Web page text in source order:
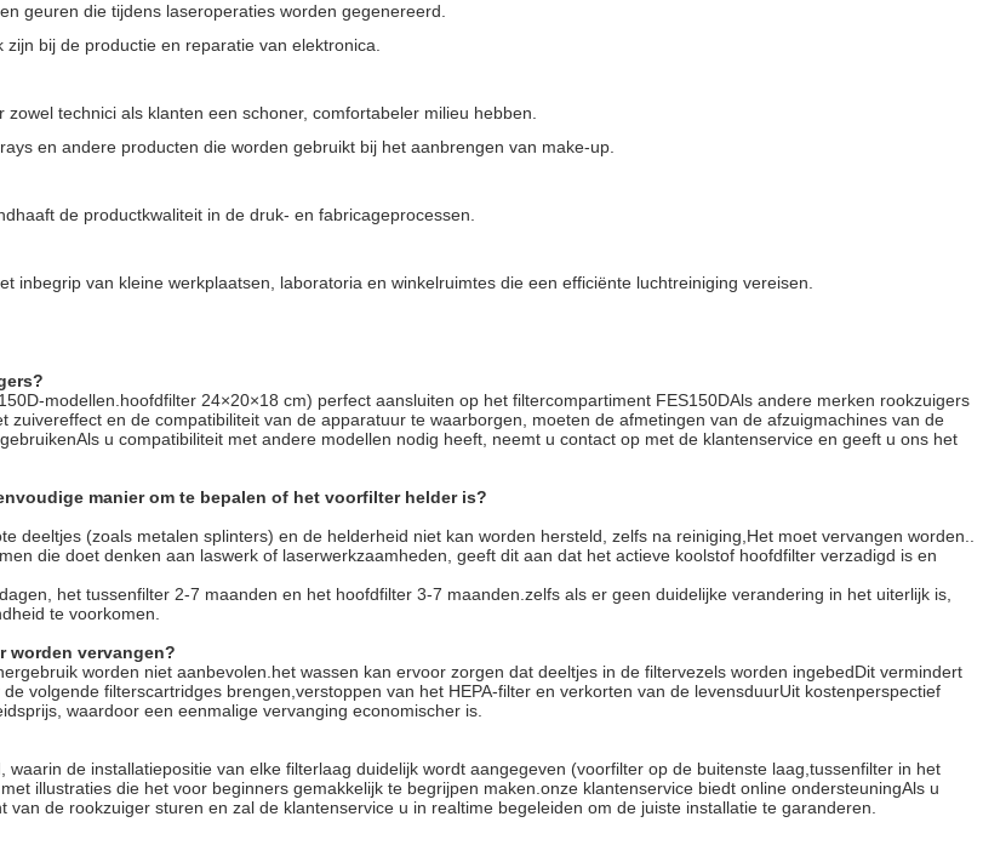
geuren die tijdens laseroperaties worden gegenereerd.
bij de productie en reparatie van elektronica.
technici als klanten een schoner, comfortabeler milieu hebben.
en andere producten die worden gebruikt bij het aanbrengen van make-up.
de productkwaliteit in de druk- en fabricageprocessen.
van kleine werkplaatsen, laboratoria en winkelruimtes die een efficiënte luchtreiniging vereisen.
modellen.hoofdfilter 24×20×18 cm) perfect aansluiten op het filtercompartiment FES150DAls andere merken rookzuigers
en de compatibiliteit van de apparatuur te waarborgen, moeten de afmetingen van de afzuigmachines van de
u compatibiliteit met andere modellen nodig heeft, neemt u contact op met de klantenservice en geeft u ons het
manier om te bepalen of het voorfilter helder is?
(zoals metalen splinters) en de helderheid niet kan worden hersteld, zelfs na reiniging,Het moet vervangen worden..
die doet denken aan laswerk of laserwerkzaamheden, geeft dit aan dat het actieve koolstof hoofdfilter verzadigd is en
het tussenfilter 2-7 maanden en het hoofdfilter 3-7 maanden.zelfs als er geen duidelijke verandering in het uiterlijk is,
te voorkomen.
worden vervangen?
worden niet aanbevolen.het wassen kan ervoor zorgen dat deeltjes in de filtervezels worden ingebedDit vermindert
volgende filterscartridges brengen,verstoppen van het HEPA-filter en verkorten van de levensduurUit kostenperspectief
waardoor een eenmalige vervanging economischer is.
de installatiepositie van elke filterlaag duidelijk wordt aangegeven (voorfilter op de buitenste laag,tussenfilter in het
illustraties die het voor beginners gemakkelijk te begrijpen maken.onze klantenservice biedt online ondersteuningAls u
de rookzuiger sturen en zal de klantenservice u in realtime begeleiden om de juiste installatie te garanderen.